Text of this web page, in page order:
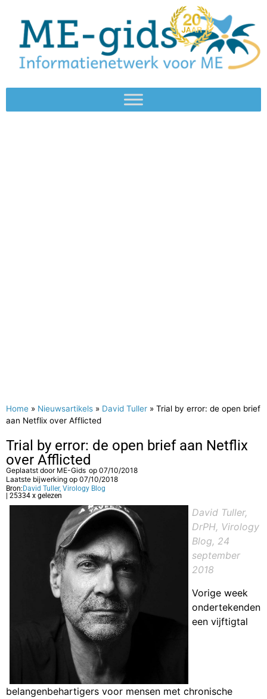
Home » Nieuwsartikels » David Tuller » Trial by error: de open brief
aan Netflix over Afflicted
Trial by error: de open brief aan Netflix
over Afflicted
Geplaatst door ME-Gids op 07/10/2018
Laatste bijwerking op 07/10/2018
Bron: David Tuller, Virology Blog
| 25334 x gelezen
David Tuller,
DrPH, Virology
Blog, 24
september
2018
Vorige week
ondertekenden
een vijftigtal
belangenbehartigers voor mensen met chronische